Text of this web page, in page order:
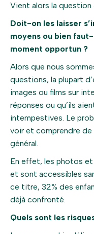
Vient alors la
Doit-on les laisser
moyens ou bien
moment opportun ?
Alors que nous
questions, la plupart
images ou films sur
réponses ou qu’ils
intempestives. Le
voir et comprendre de
général.
En effet, les photos
et sont accessibles
ce titre, 32% des
déjà confronté.
Quels sont les